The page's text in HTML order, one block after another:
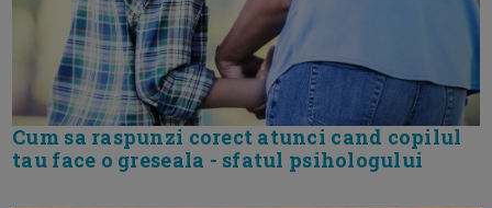
Cum sa raspunzi corect atunci cand copilul
tau face o greseala - sfatul psihologului